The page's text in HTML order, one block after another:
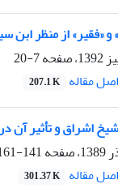
«فقیر» از منظر ابن
7-20
اصل مقاله 207.1 K
اشراق و تأثیر آن
141-161
اصل مقاله 301.37 K